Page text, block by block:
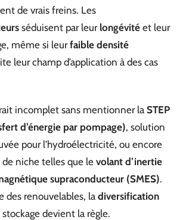
de vrais freins. Les
séduisent par leur longévité et leur
même si leurfaible densité
leur champ d’application à des cas
incomplet sans mentionner la STEP
d’énergie par pompage), solution
pour l’hydroélectricité, ou encore
niche telles que le volant d’inertie
supraconducteur (SMES).
des renouvelables, la diversification
devient la règle.